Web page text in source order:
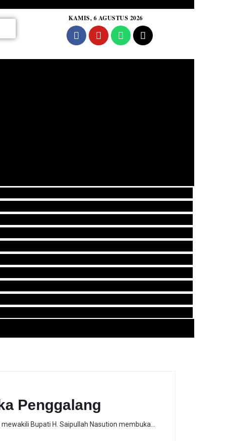
KAMIS, 6 AGUSTUS 2026
Penggalang
Bupati H. Saipullah Nasution membuka…